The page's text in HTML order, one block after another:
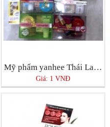
Mỹ phẩm yanhee Thái Lan chính hãng ở Tphcm bán ở đâu tốt nhất?
Giá: 1 VNĐ